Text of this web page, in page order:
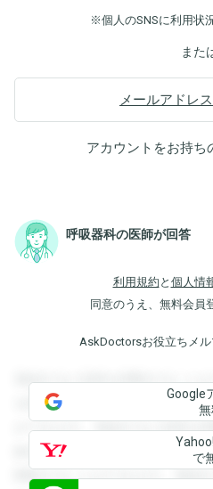
※個人のSNSに利用状
また
メールアドレ
アカウントをお持ち
呼吸器科の医師が回答
利用規約 と 個人情
同意のうえ、無料会員
AskDoctorsお役立ちメ
登録すると回答を閲覧すること
を閲覧することができます。登
ができます。登録すると回答を
録すると回答を閲覧することが
閲覧することができます。登録
Google
で